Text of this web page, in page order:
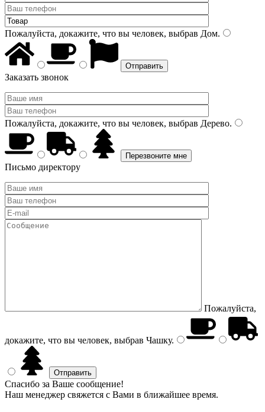
Пожалуйста, докажите, что вы человек, выбрав Дом.
Заказать звонок
Пожалуйста, докажите, что вы человек, выбрав Дерево.
Письмо директору
Пожалуйста,
докажите, что вы человек, выбрав Чашку.
Спасибо за Ваше сообщение!
Наш менеджер свяжется с Вами в ближайшее время.